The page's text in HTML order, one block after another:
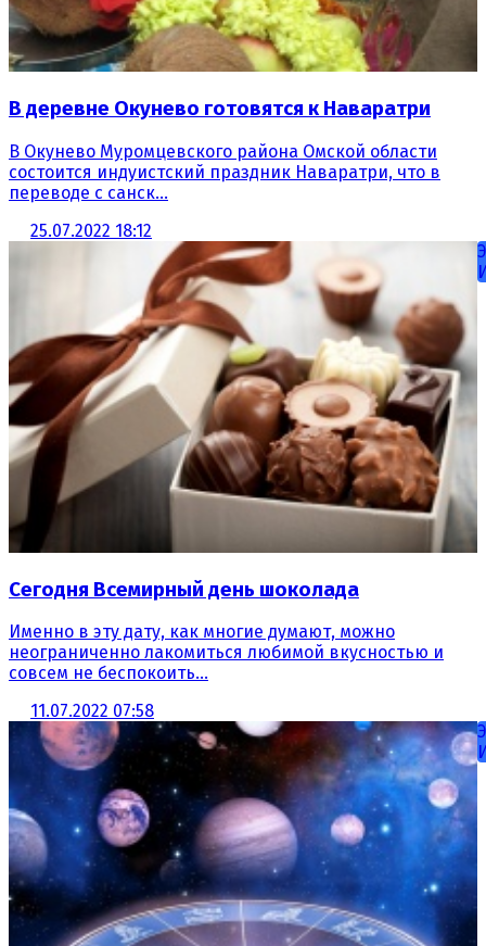
В деревне Окунево готовятся к Наваратри
В Окунево Муромцевского района Омской области
состоится индуистский праздник Наваратри, что в
переводе с санск...
25.07.2022 18:12
Сегодня Всемирный день шоколада
Именно в эту дату, как многие думают, можно
неограниченно лакомиться любимой вкусностью и
совсем не беспокоить...
11.07.2022 07:58